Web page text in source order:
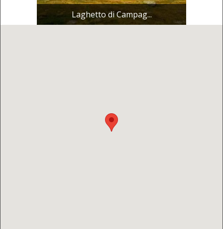
Laghetto di Campag...